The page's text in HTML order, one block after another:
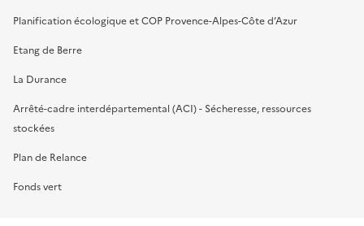
Planification écologique et COP Provence-Alpes-Côte d’Azur
Etang de Berre
La Durance
Arrêté-cadre interdépartemental (ACI) - Sécheresse, ressources
stockées
Plan de Relance
Fonds vert